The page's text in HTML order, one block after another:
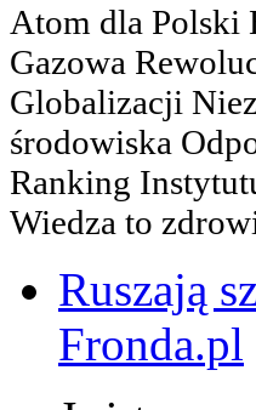
Atom dla Polski
Gazowa
Globalizacji
środowiska
Ranking
Wiedza to
Ruszają
Fronda.pl